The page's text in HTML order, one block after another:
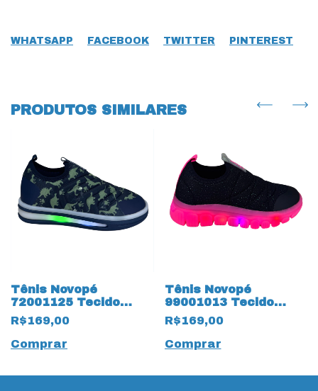
WHATSAPP FACEBOOK TWITTER PINTEREST
PRODUTOS SIMILARES
Tênis Novopé
72001125 Tecido
Dinossauro Verde
com 18134 Marinho
R$169,00
Comprar
Tênis Novopé
99001013 Tecido
Glitter com LED 18131
Preto
R$169,00
Comprar